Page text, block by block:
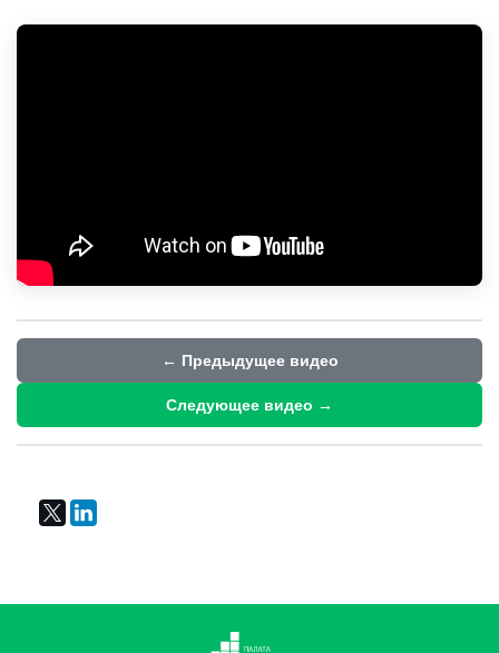
← Предыдущее видео
Следующее видео →